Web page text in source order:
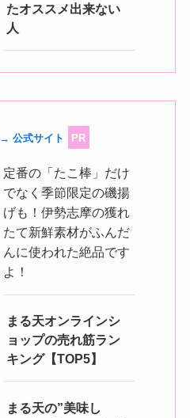
たオススメ出来ない
人
→ 公式サイト PR
定番の「たこ棒」だけ
でなく季節限定の磯揚
げも！伊勢志摩の獲れ
たて新鮮素材がふんだ
んに使われた絶品です
よ！
まる天オンラインシ
ョップの売れ筋ラン
キング【TOP5】
まる天の”美味し